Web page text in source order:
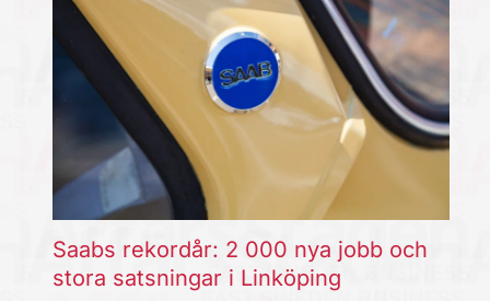
Saabs rekordår: 2 000 nya jobb och
stora satsningar i Linköping